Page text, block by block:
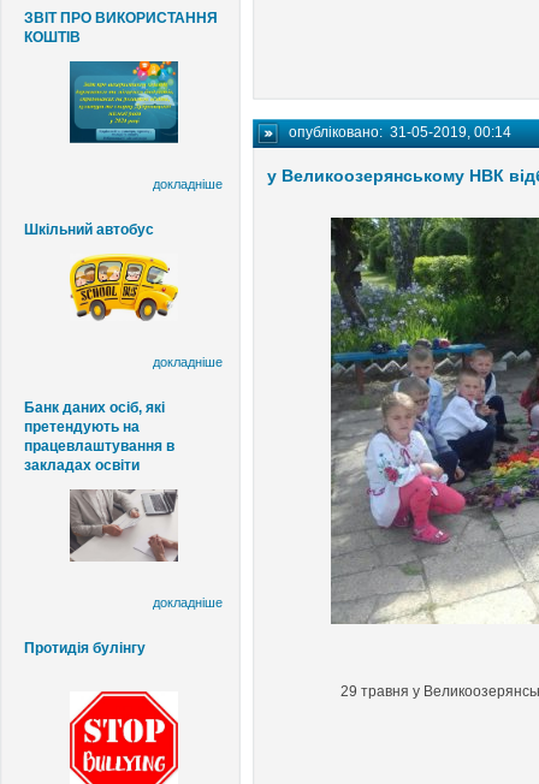
ЗВІТ ПРО ВИКОРИСТАННЯ
КОШТІВ
докладніше
Шкільний автобус
докладніше
Банк даних осіб, які
претендують на
працевлаштування в
закладах освіти
докладніше
Протидія булінгу
опубліковано:31-05-2019, 00:14
у Великоозерянському НВК
29 травня у